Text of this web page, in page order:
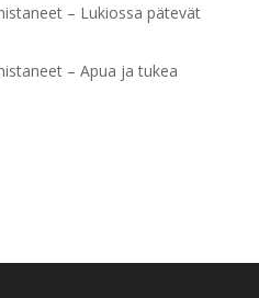
– Lukiossa pätevät
– Apua ja tukea